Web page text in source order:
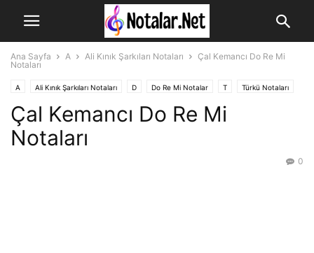
Ana Sayfa A Ali Kınık Şarkıları Notaları
Çal Kemancı Do Re Mi
Notaları
A Ali Kınık Şarkıları Notaları D Do Re Mi Notalar T Türkü Notaları
Çal Kemancı Do Re Mi
Notaları
0